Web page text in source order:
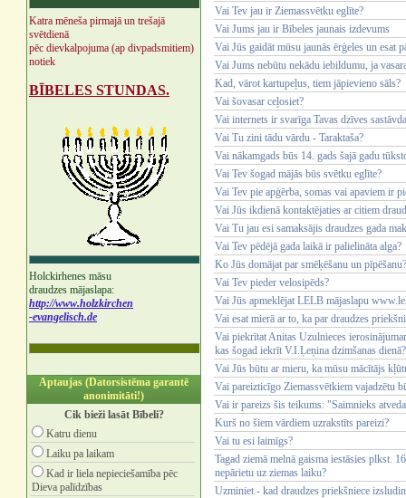
Katra mēneša pirmajā un trešajā
svētdienā
pēc dievkalpojuma (ap divpadsmitiem)
notiek
BĪBELES STUNDAS.
Holckirhenes māsu
draudzes mājaslapa:
http://www.holzkirchen
-evangelisch.de
Aptaujas (Datorsistēma garantē
anonimitāti!)
Cik bieži lasāt Bībeli?
Katru dienu
Laiku pa laikam
Kad ir liela nepieciešamība pēc
Dieva palīdzības
Vai Tev jau ir Ziemassvētku eglīte?
Vai Jums jau ir Bībeles jaunais izdevums
Vai Jūs gaidāt mūsu jaunās ērģeles un esat
Vai Jums nebūtu nekādu iebildumu, ja
Kad, vārot kartupeļus, tiem jāpievieno sāls?
Vai šovasar ceļosiet?
Vai internets ir svarīga Tavas dzīves
Vai Tu zini tādu vārdu - Taraktaša?
Vai nākamgads būs 14. gads šajā gadu
Vai Tev šogad mājās būs svētku eglīte?
Vai Tev pie apģērba, somas vai apaviem ir
Vai Jūs ikdienā kontaktējaties ar citiem
Vai Tu jau esi samaksājis draudzes gada
Vai Tev pēdējā gada laikā ir palielināta alga?
Ko Jūs domājat par smēķēšanu un pīpēšanu?
Vai Tev pieder velosipēds?
Vai Jūs apmeklējat LELB mājaslapu
Vai esat mierā ar to, ka par draudzes
Vai piekrītat Anitas Uzulnieces
kas šogad iekrīt V.I.Ļeņina dzimšanas dienā?
Vai Jūs būtu ar mieru, ka mūsu mācītājs
Vai pareizticīgo Ziemassvētkiem vajadzētu
Vai ir pareizs šis teikums: "Saimnieks
Kurš no šiem vārdiem uzrakstīts pareizi?
Vai tu esi laimīgs?
Tagad ziemā melnā gaisma iestāsies plkst.
nepārietu uz ziemas laiku?
Uzminiet - kad draudzes priekšniece